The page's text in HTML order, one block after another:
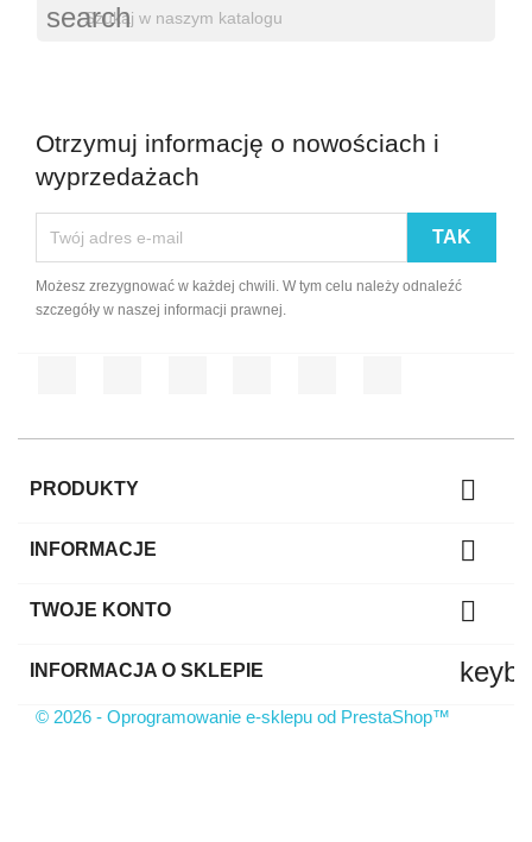
search
Otrzymuj informację o nowościach i
wyprzedażach
Możesz zrezygnować w każdej chwili. W tym celu należy odnaleźć
szczegóły w naszej informacji prawnej.
PRODUKTY 
INFORMACJE 
TWOJE KONTO 
INFORMACJA O SKLEPIE
© 2026 - Oprogramowanie e-sklepu od PrestaShop™